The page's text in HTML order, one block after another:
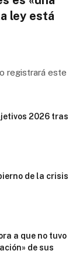
ley está
registrará este
2026 tras
de la crisis
a que no tuvo
de sus